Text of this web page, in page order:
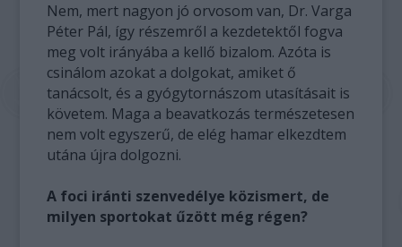
Nem, mert nagyon jó orvosom van, Dr. Varga
Péter Pál, így részemről a kezdetektől fogva
meg volt irányába a kellő bizalom. Azóta is
csinálom azokat a dolgokat, amiket ő
tanácsolt, és a gyógytornászom utasításait is
követem. Maga a beavatkozás természetesen
nem volt egyszerű, de elég hamar elkezdtem
utána újra dolgozni.
A foci iránti szenvedélye közismert, de
milyen sportokat űzött még régen?